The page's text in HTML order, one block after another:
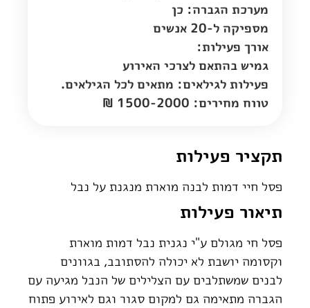
מערכת הגברה: כן
מספיקה ל-20 אנשים
אורך פעילות:
גמיש בהתאם לצרכי האירוע
פעילות לגילאים: מתאים לכל הגילאים.
טווח מחירים: 1500-2000 ₪
תקציר פעילות
פסל חיי דמות לבנה מוארת מנגנת על נבל
תיאור פעילות
פסל חי מגולם ע"י נגנית נבל דמות מוארת
וקסומה יושבת לא יכולה להסתובב, בגוונים
לבנים שמשתלבים עם הצלילים של הנבל מגיעה עם
הגברה מתאימה גם למקום סגור וגם לאירוע פתוח